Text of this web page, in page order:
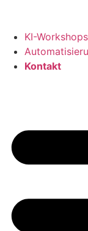
KI-Workshops
Kontakt